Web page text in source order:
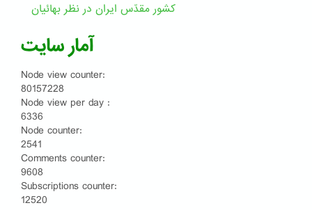
کشور مقدّس ایران در نظر بهائیان
آمار سایت
Node view counter:
80157228
Node view per day :
6336
Node counter:
2541
Comments counter:
9608
Subscriptions counter:
12520